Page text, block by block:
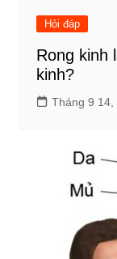
Hỏi đáp
Rong kinh
kinh?
Tháng 9 14,